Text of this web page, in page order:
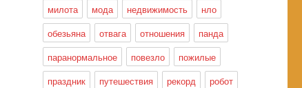
милота
мода недвижимость
нло
обезьяна
отвага отношения
панда
паранормальное
повезло
пожилые
праздник
путешествия рекорд
робот